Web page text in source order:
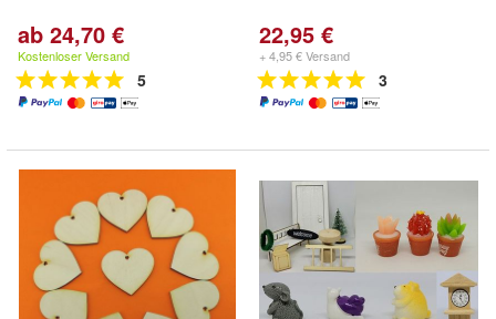
ab 24,70 €
Kostenloser Versand
5
22,95 €
+ 4,95 € Versand
3